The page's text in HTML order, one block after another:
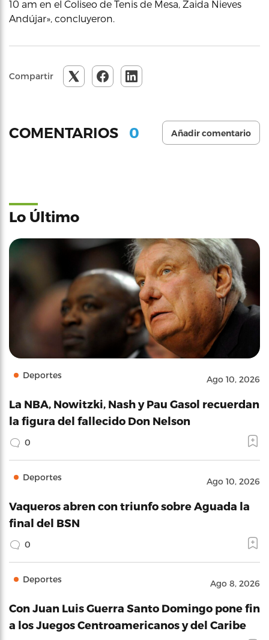
10 am en el Coliseo de Tenis de Mesa, Zaida Nieves
Andújar», concluyeron.
Compartir
COMENTARIOS 0 Añadir comentario
Lo Último
Deportes Ago 10, 2026
La NBA, Nowitzki, Nash y Pau Gasol recuerdan
la figura del fallecido Don Nelson
0
Deportes Ago 10, 2026
Vaqueros abren con triunfo sobre Aguada la
final del BSN
0
Deportes Ago 8, 2026
Con Juan Luis Guerra Santo Domingo pone fin
a los Juegos Centroamericanos y del Caribe